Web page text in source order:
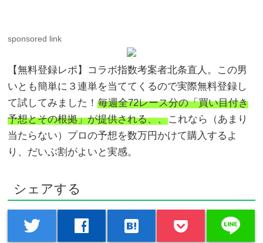
sponsored link
【無料登録レポ】コラボ指数考案者北条直人。この男
いとも簡単に３連単を当ててくるので実際無料登録し
て試してみました！毎週全72レース分の「買い目付き
予想とその根拠」が提供される、、これなら（あまり
当たらない）プロの予想を数万円かけて購入するよ
り、だいぶ割がよいと実感。
シェアする
twitter facebook hatenabookmark line